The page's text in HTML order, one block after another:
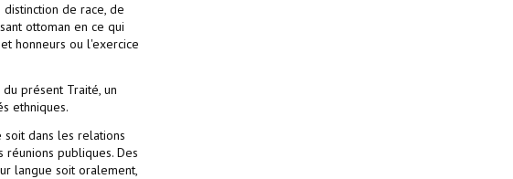
de race, de
ottoman en ce qui
honneurs ou l'exercice
présent Traité, un
ethniques.
dans les relations
publiques. Des
langue soit oralement,